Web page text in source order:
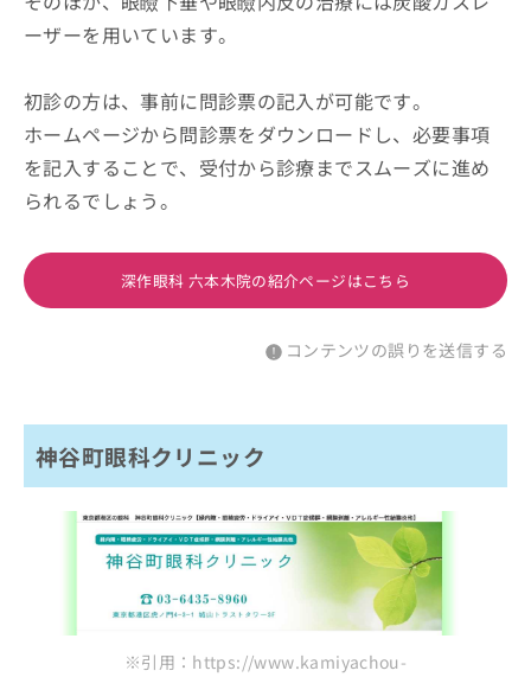
ーザーを用いています。
初診の方は、事前に問診票の記入が可能です。
ホームページから問診票をダウンロードし、必要事項
を記入することで、受付から診療までスムーズに進め
られるでしょう。
深作眼科 六本木院の紹介ページはこちら
コンテンツの誤りを送信する
神谷町眼科クリニック
※引用：https://www.kamiyachou-